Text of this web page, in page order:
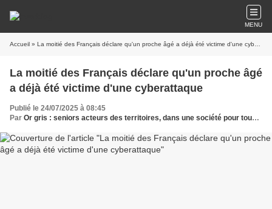
MENU
Accueil » La moitié des Français déclare qu'un proche âgé a déjà été victime d'une cyberattaque
La moitié des Français déclare qu'un proche âgé
a déjà été victime d'une cyberattaque
Publié le 24/07/2025 à 08:45
Par Or gris : seniors acteurs des territoires, dans une société pour tous les âges